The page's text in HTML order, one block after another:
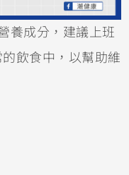
養成分，建議上班
飲食中，以幫助維